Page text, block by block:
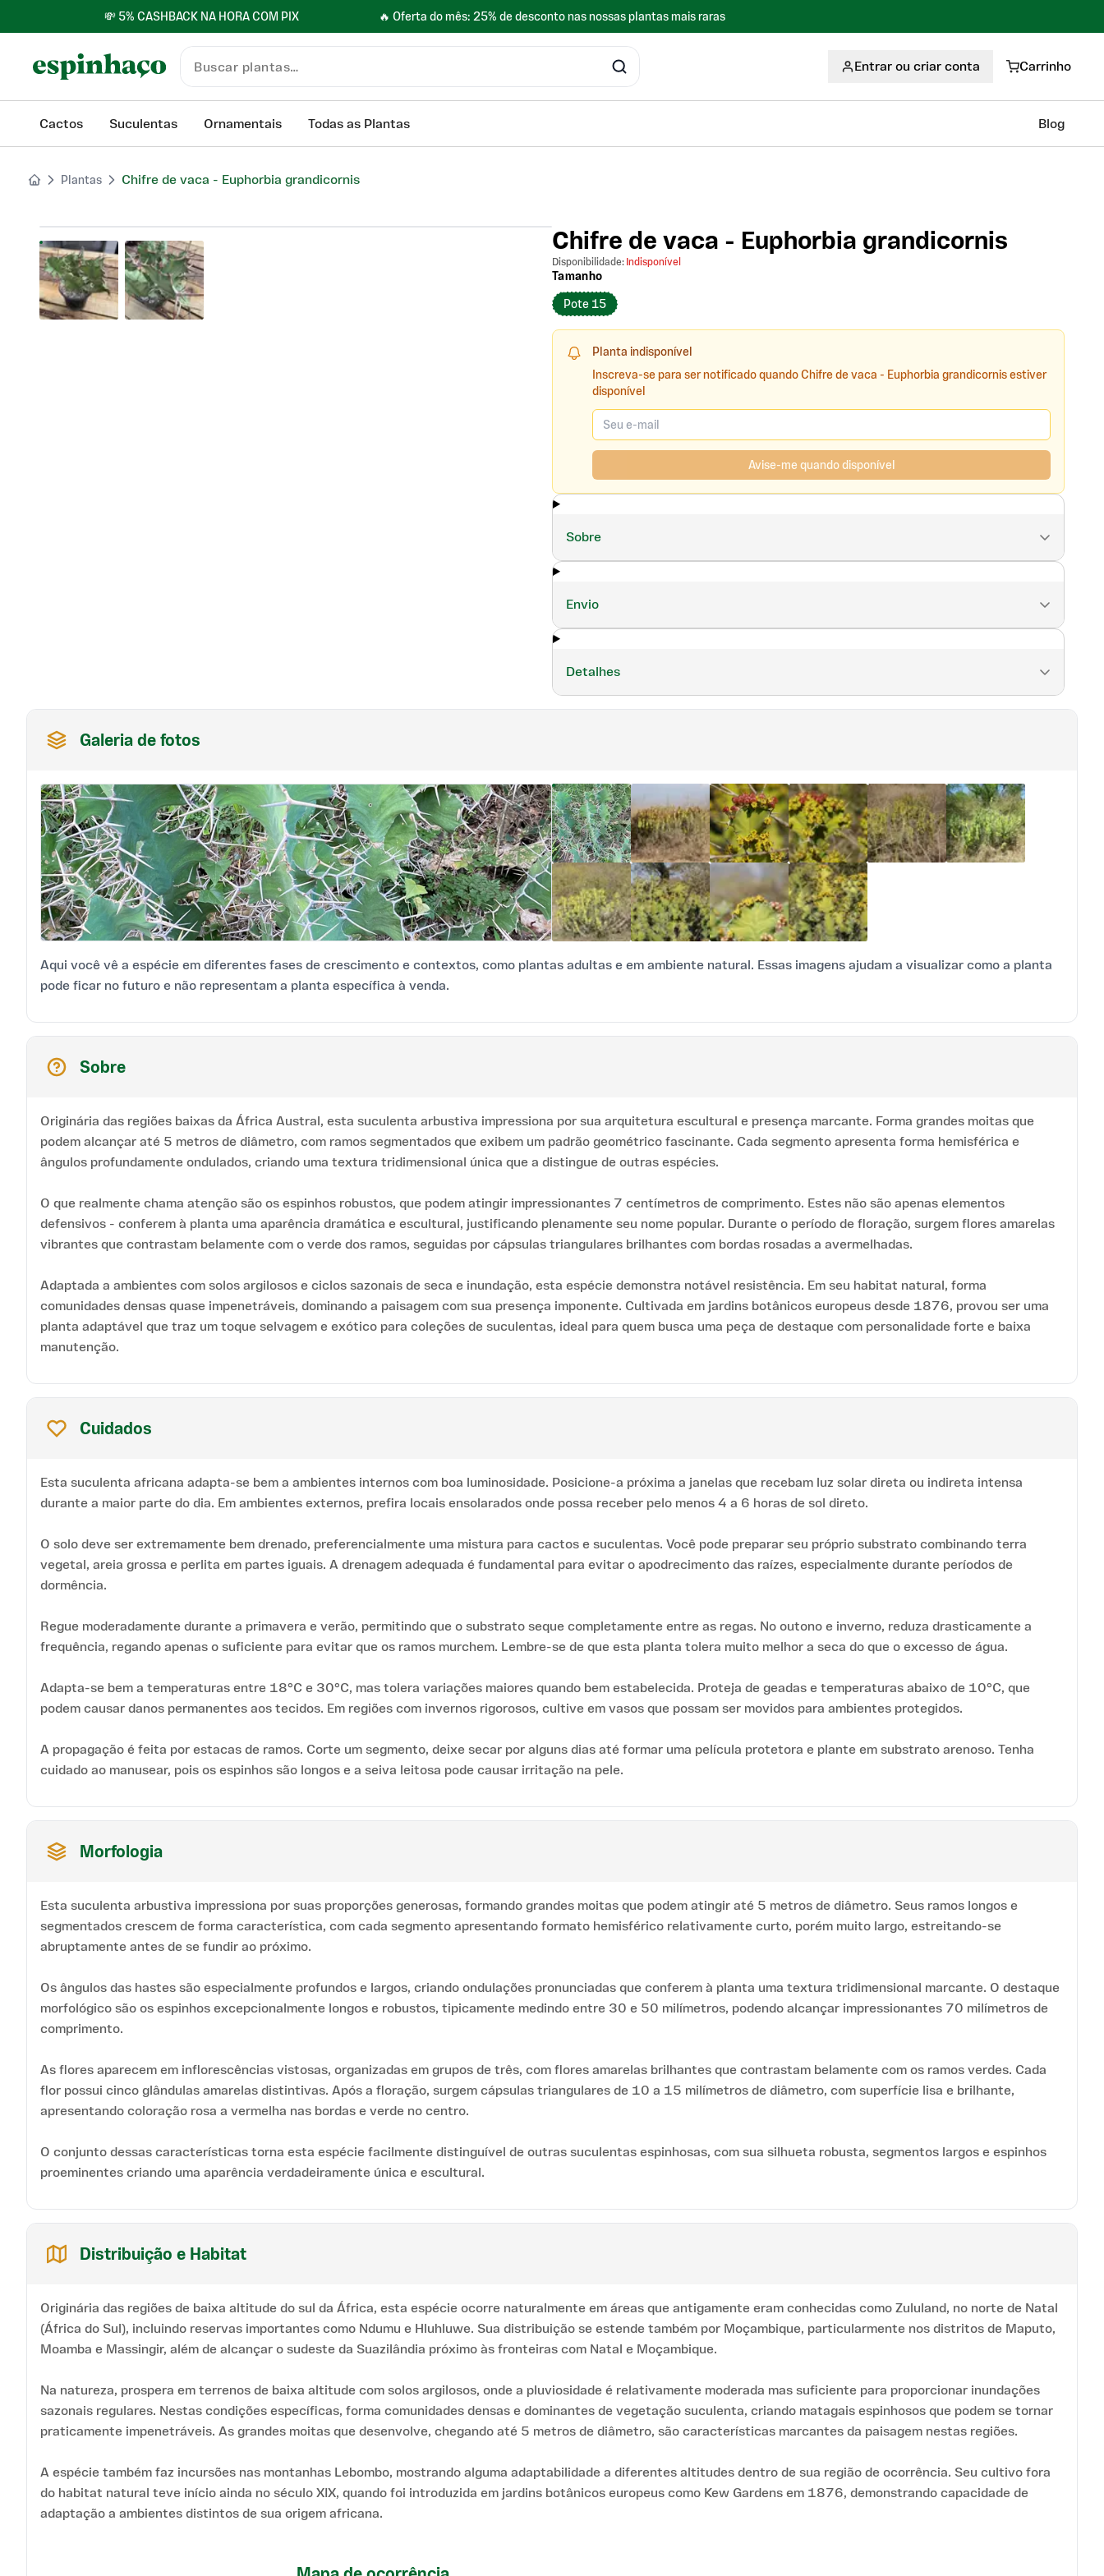
💸 5% CASHBACK NA HORA COM PIX 🔥 Oferta do mês: 25% de desconto nas nossas plantas mais raras
Entrar ou criar conta Carrinho
Cactos Suculentas Ornamentais Todas as Plantas Blog
Plantas Chifre de vaca - Euphorbia grandicornis
Product images gallery. Use arrow keys or click to navigate between images. Chifre de vaca - Euphorbia grandicornis
Disponibilidade: Indisponível
Tamanho
Pote 15
Planta indisponível
Inscreva-se para ser notificado quando Chifre de vaca - Euphorbia grandicornis estiver
disponível
Avise-me quando disponível
Sobre
Envio
Detalhes
Galeria de fotos
Aqui você vê a espécie em diferentes fases de crescimento e contextos, como plantas adultas e em ambiente natural. Essas imagens ajudam a visualizar como a planta
pode ficar no futuro e não representam a planta específica à venda.
Sobre
Originária das regiões baixas da África Austral, esta suculenta arbustiva impressiona por sua arquitetura escultural e presença marcante. Forma grandes moitas que
podem alcançar até 5 metros de diâmetro, com ramos segmentados que exibem um padrão geométrico fascinante. Cada segmento apresenta forma hemisférica e
ângulos profundamente ondulados, criando uma textura tridimensional única que a distingue de outras espécies.
O que realmente chama atenção são os espinhos robustos, que podem atingir impressionantes 7 centímetros de comprimento. Estes não são apenas elementos
defensivos - conferem à planta uma aparência dramática e escultural, justificando plenamente seu nome popular. Durante o período de floração, surgem flores amarelas
vibrantes que contrastam belamente com o verde dos ramos, seguidas por cápsulas triangulares brilhantes com bordas rosadas a avermelhadas.
Adaptada a ambientes com solos argilosos e ciclos sazonais de seca e inundação, esta espécie demonstra notável resistência. Em seu habitat natural, forma
comunidades densas quase impenetráveis, dominando a paisagem com sua presença imponente. Cultivada em jardins botânicos europeus desde 1876, provou ser uma
planta adaptável que traz um toque selvagem e exótico para coleções de suculentas, ideal para quem busca uma peça de destaque com personalidade forte e baixa
manutenção.
Cuidados
Esta suculenta africana adapta-se bem a ambientes internos com boa luminosidade. Posicione-a próxima a janelas que recebam luz solar direta ou indireta intensa
durante a maior parte do dia. Em ambientes externos, prefira locais ensolarados onde possa receber pelo menos 4 a 6 horas de sol direto.
O solo deve ser extremamente bem drenado, preferencialmente uma mistura para cactos e suculentas. Você pode preparar seu próprio substrato combinando terra
vegetal, areia grossa e perlita em partes iguais. A drenagem adequada é fundamental para evitar o apodrecimento das raízes, especialmente durante períodos de
dormência.
Regue moderadamente durante a primavera e verão, permitindo que o substrato seque completamente entre as regas. No outono e inverno, reduza drasticamente a
frequência, regando apenas o suficiente para evitar que os ramos murchem. Lembre-se de que esta planta tolera muito melhor a seca do que o excesso de água.
Adapta-se bem a temperaturas entre 18°C e 30°C, mas tolera variações maiores quando bem estabelecida. Proteja de geadas e temperaturas abaixo de 10°C, que
podem causar danos permanentes aos tecidos. Em regiões com invernos rigorosos, cultive em vasos que possam ser movidos para ambientes protegidos.
A propagação é feita por estacas de ramos. Corte um segmento, deixe secar por alguns dias até formar uma película protetora e plante em substrato arenoso. Tenha
cuidado ao manusear, pois os espinhos são longos e a seiva leitosa pode causar irritação na pele.
Morfologia
Esta suculenta arbustiva impressiona por suas proporções generosas, formando grandes moitas que podem atingir até 5 metros de diâmetro. Seus ramos longos e
segmentados crescem de forma característica, com cada segmento apresentando formato hemisférico relativamente curto, porém muito largo, estreitando-se
abruptamente antes de se fundir ao próximo.
Os ângulos das hastes são especialmente profundos e largos, criando ondulações pronunciadas que conferem à planta uma textura tridimensional marcante. O destaque
morfológico são os espinhos excepcionalmente longos e robustos, tipicamente medindo entre 30 e 50 milímetros, podendo alcançar impressionantes 70 milímetros de
comprimento.
As flores aparecem em inflorescências vistosas, organizadas em grupos de três, com flores amarelas brilhantes que contrastam belamente com os ramos verdes. Cada
flor possui cinco glândulas amarelas distintivas. Após a floração, surgem cápsulas triangulares de 10 a 15 milímetros de diâmetro, com superfície lisa e brilhante,
apresentando coloração rosa a vermelha nas bordas e verde no centro.
O conjunto dessas características torna esta espécie facilmente distinguível de outras suculentas espinhosas, com sua silhueta robusta, segmentos largos e espinhos
proeminentes criando uma aparência verdadeiramente única e escultural.
Distribuição e Habitat
Originária das regiões de baixa altitude do sul da África, esta espécie ocorre naturalmente em áreas que antigamente eram conhecidas como Zululand, no norte de Natal
(África do Sul), incluindo reservas importantes como Ndumu e Hluhluwe. Sua distribuição se estende também por Moçambique, particularmente nos distritos de Maputo,
Moamba e Massingir, além de alcançar o sudeste da Suazilândia próximo às fronteiras com Natal e Moçambique.
Na natureza, prospera em terrenos de baixa altitude com solos argilosos, onde a pluviosidade é relativamente moderada mas suficiente para proporcionar inundações
sazonais regulares. Nestas condições específicas, forma comunidades densas e dominantes de vegetação suculenta, criando matagais espinhosos que podem se tornar
praticamente impenetráveis. As grandes moitas que desenvolve, chegando até 5 metros de diâmetro, são características marcantes da paisagem nestas regiões.
A espécie também faz incursões nas montanhas Lebombo, mostrando alguma adaptabilidade a diferentes altitudes dentro de sua região de ocorrência. Seu cultivo fora
do habitat natural teve início ainda no século XIX, quando foi introduzida em jardins botânicos europeus como Kew Gardens em 1876, demonstrando capacidade de
adaptação a ambientes distintos de sua origem africana.